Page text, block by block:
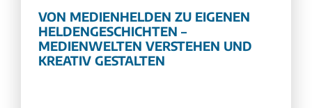
VON MEDIENHELDEN ZU EIGENEN
HELDENGESCHICHTEN –
MEDIENWELTEN VERSTEHEN UND
KREATIV GESTALTEN